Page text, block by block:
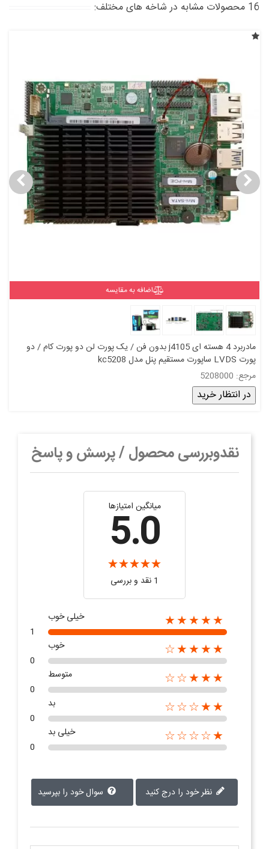
16 محصولات مشابه در شاخه های مختلف:
اضافه به مقایسه
مادربرد 4 هسته ای j4105 بدون فن / یک پورت لن دو پورت کام / دو
پورت LVDS ساپورت مستقیم پنل مدل kc5208
مرجع: 5208000
در انتظار خرید
نقدوبررسی محصول / پرسش و پاسخ
میانگین امتیازها
5.0
1 نقد و بررسی
★★★★★
خیلی خوب
1
★★★★☆
خوب
0
★★★☆☆
متوسط
0
★★☆☆☆
بد
0
★☆☆☆☆
خیلی بد
0
سوال خود را بپرسید